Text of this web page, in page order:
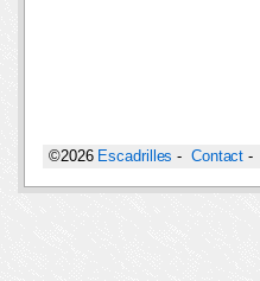
©2026 Escadrilles - Contact -